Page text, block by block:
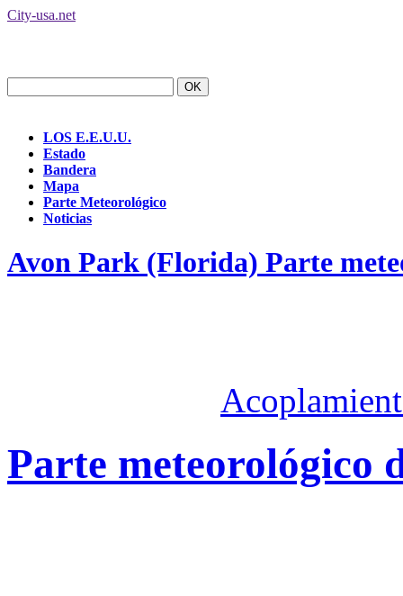
City-usa.net
LOS E.E.U.U.
Estado
Bandera
Mapa
Parte Meteorológico
Noticias
Avon Park (Florida) Parte
Parte meteorológico